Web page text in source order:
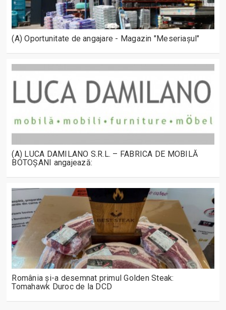
(A) Oportunitate de angajare - Magazin "Meseriașul"
(A) LUCA DAMILANO S.R.L. – FABRICA DE MOBILĂ
BOTOȘANI angajează:
România și-a desemnat primul Golden Steak:
Tomahawk Duroc de la DCD